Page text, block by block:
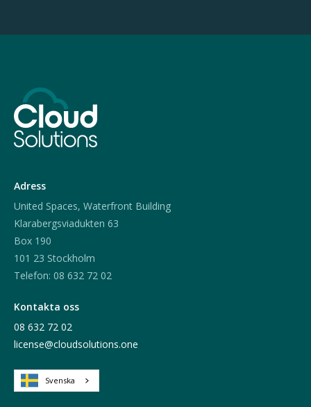
Adress
United Spaces, Waterfront Building
Klarabergsviadukten 63
Box 190
101 23 Stockholm
Telefon: 08 632 72 02
Kontakta oss
08 632 72 02
license@cloudsolutions.one
Svenska